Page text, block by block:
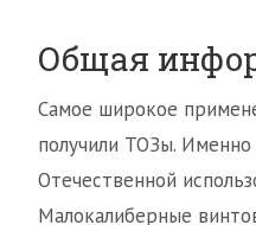
Общая
Самое широкое
получили ТОЗы.
Отечественной
Малокалиберные